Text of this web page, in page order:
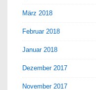
März 2018
Februar 2018
Januar 2018
Dezember 2017
November 2017